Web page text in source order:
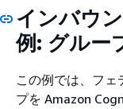
インバウ
例: グルー
この例では、フェ
プを Amazon